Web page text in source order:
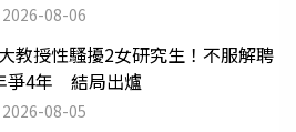
2026-08-06
教授性騷擾2女研究生！不服解聘
爭4年 結局出爐
2026-08-05